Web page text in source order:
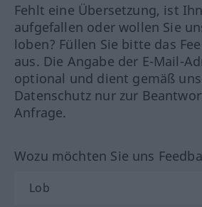
Fehlt eine Übersetzung, ist
aufgefallen oder wollen Sie
loben? Füllen Sie bitte das
aus. Die Angabe der E-Mail-
optional und dient gemäß
Datenschutz nur zur
Anfrage.
Wozu möchten Sie uns